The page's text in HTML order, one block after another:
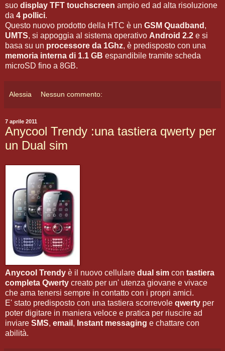
suo display TFT touchscreen ampio ed ad alta risoluzione
da 4 pollici.
Questo nuovo prodotto della HTC è un GSM Quadband ,
UMTS, si appoggia al sistema operativo Android 2.2 e si
basa su un processore da 1Ghz, è predisposto con una
memoria interna di 1.1 GB espandibile tramite scheda
microSD fino a 8GB.
Alessia Nessun commento:
7 aprile 2011
Anycool Trendy :una tastiera qwerty per
un Dual sim
Anycool Trendy è il nuovo cellulare dual sim con tastiera
completa Qwerty creato per un' utenza giovane e vivace
che ama tenersi sempre in contatto con i propri amici.
E' stato predisposto con una tastiera scorrevole qwerty per
poter digitare in maniera veloce e pratica per riuscire ad
inviare SMS, email , Instant messaging e chattare con
abilità.